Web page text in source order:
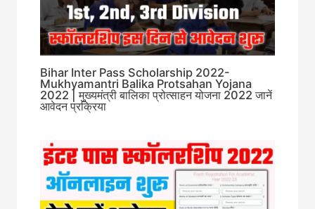
Bihar Inter Pass Scholarship 2022-
Mukhyamantri Balika Protsahan Yojana
2022 | मुख्यमंत्री बालिका प्रोत्साहन योजना 2022 जानें
आवेदन प्रक्रिया